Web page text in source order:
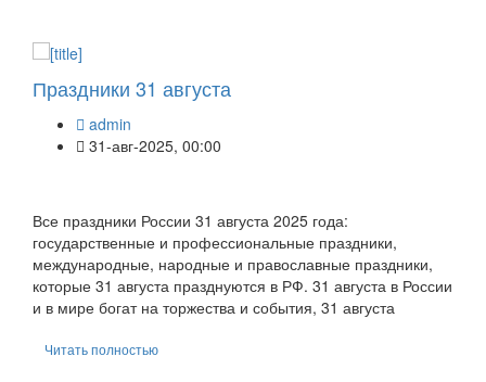
Праздники 31 августа
admin
31-авг-2025, 00:00
Все праздники России 31 августа 2025 года:
государственные и профессиональные праздники,
международные, народные и православные праздники,
которые 31 августа празднуются в РФ. 31 августа в России
и в мире богат на торжества и события, 31 августа
Читать полностью